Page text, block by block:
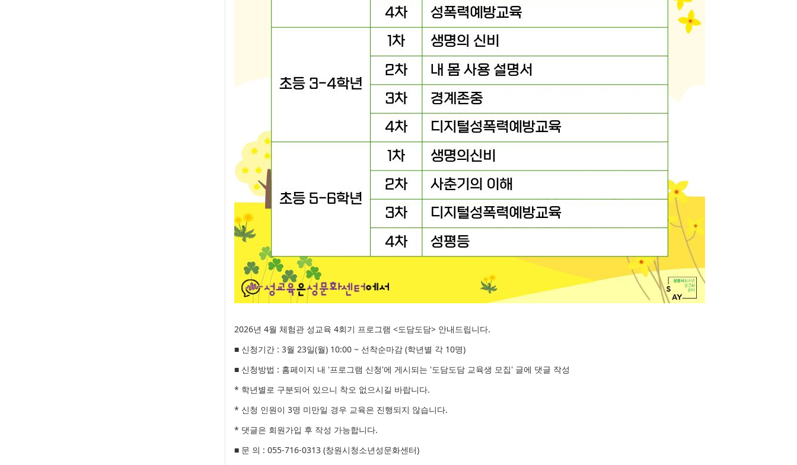
2026년 4월 체험관 성교육 4회기 프로그램 <도담도담> 안내드립니다.
■ 신청기간 : 3월 23일(월) 10:00 ~ 선착순마감 (학년별 각 10명)
■ 신청방법 : 홈페이지 내 '프로그램 신청'에 게시되는 '도담도담 교육생 모집' 글에 댓글 작성
* 학년별로 구분되어 있으니 착오 없으시길 바랍니다.
* 신청 인원이 3명 미만일 경우 교육은 진행되지 않습니다.
* 댓글은 회원가입 후 작성 가능합니다.
■ 문 의 : 055-716-0313 (창원시청소년성문화센터)